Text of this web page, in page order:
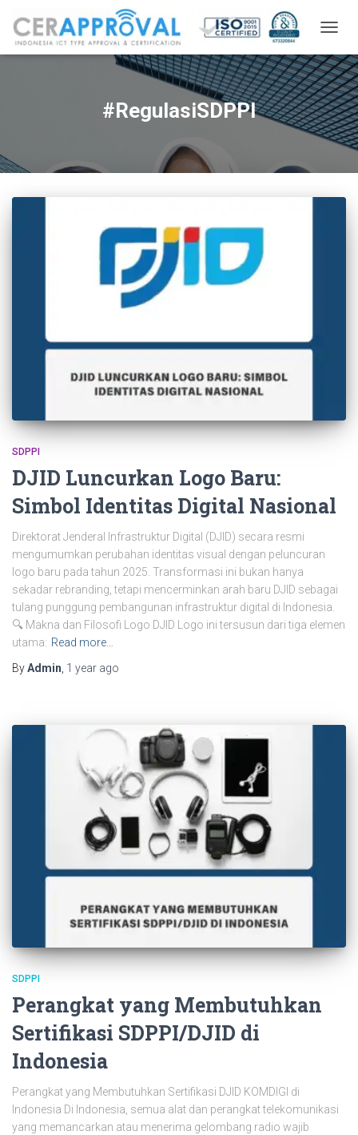
#RegulasiSDPPI
SDPPI
DJID Luncurkan Logo Baru:
Simbol Identitas Digital Nasional
Direktorat Jenderal Infrastruktur Digital (DJID) secara resmi
mengumumkan perubahan identitas visual dengan peluncuran
logo baru pada tahun 2025. Transformasi ini bukan hanya
sekadar rebranding, tetapi mencerminkan arah baru DJID sebagai
tulang punggung pembangunan infrastruktur digital di Indonesia.
🔍 Makna dan Filosofi Logo DJID Logo ini tersusun dari tiga elemen
utama: Read more…
ByAdmin 1 year ago
SDPPI
Perangkat yang Membutuhkan
Sertifikasi SDPPI/DJID di
Indonesia
Perangkat yang Membutuhkan Sertifikasi DJID KOMDIGI di
Indonesia Di Indonesia, semua alat dan perangkat telekomunikasi
yang memancarkan atau menerima gelombang radio wajib